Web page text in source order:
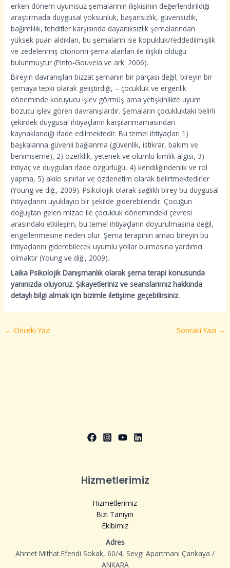
erken dönem uyumsuz şemalarının ilişkisinin değerlendirildiği
araştırmada duygusal yoksunluk, başarısızlık, güvensizlik,
bağımlılık, tehditler karşısında dayanıksızlık şemalarından
yüksek puan aldıkları, bu şemaların ise kopukluk/reddedilmişlik
ve zedelenmiş otonomi şema alanları ile ilişkili olduğu
bulunmuştur (Pinto-Gouveia ve ark. 2006).
Bireyin davranışları bizzat şemanın bir parçası değil, bireyin bir
şemaya tepki olarak geliştirdiği, – çocukluk ve ergenlik
döneminde koruyucu işlev görmüş ama yetişkinlikte uyum
bozucu işlev gören davranışlardır. Şemaların çocukluktaki belirli
çekirdek duygusal ihtiyaçların karşılanmamasından
kaynaklandığı ifade edilmektedir. Bu temel ihtiyaçları 1)
başkalarına güvenli bağlanma (güvenlik, istikrar, bakım ve
benimseme), 2) özerklik, yetenek ve olumlu kimlik algısı, 3)
ihtiyaç ve duyguları ifade özgürlüğü, 4) kendiliğindenlik ve rol
yapma, 5) akılcı sınırlar ve özdenetim olarak belirtmektedirler
(Young ve diğ., 2009). Psikolojik olarak sağlıklı birey bu duygusal
ihtiyaçlarını uyuklayıcı bir şekilde giderebilendir. Çocuğun
doğuştan gelen mizacı ile çocukluk dönemindeki çevresi
arasındaki etkileşim, bu temel ihtiyaçların doyurulmasına değil,
engellenmesine neden olur. Şema terapinin amacı bireyin bu
ihtiyaçlarını giderebilecek uyumlu yollar bulmasına yardımcı
olmaktır (Young ve diğ., 2009).
Laika Psikolojik Danışmanlık olarak şema terapi konusunda
yanınızda oluyoruz. Şikayetleriniz ve seanslarımız hakkında
detaylı bilgi almak için bizimle iletişime geçebilirsiniz.
← Önceki Yazı Sonraki Yazı →
Hizmetlerimiz
Hizmetlerimiz
Bizi Tanıyın
Ekibimiz
Adres
Ahmet Mithat Efendi Sokak, 60/4, Sevgi Apartmanı Çankaya /
ANKARA